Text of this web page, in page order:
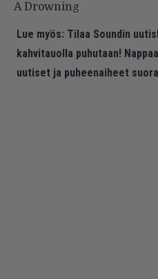
A Drowning
Lue myös: Tilaa Soundin
kahvitauolla puhutaan!
uutiset ja puheenaiheet